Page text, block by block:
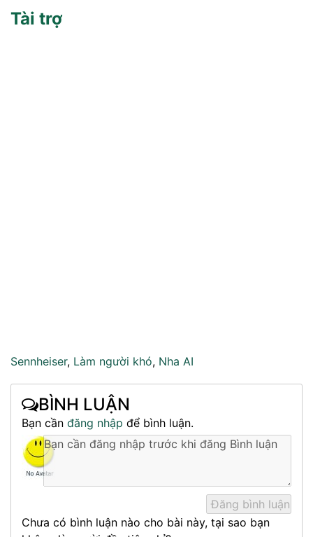
Tài trợ
Sennheiser, Làm người khó, Nha AI
BÌNH LUẬN
Bạn cần đăng nhập để bình luận.
Chưa có bình luận nào cho bài này, tại sao bạn